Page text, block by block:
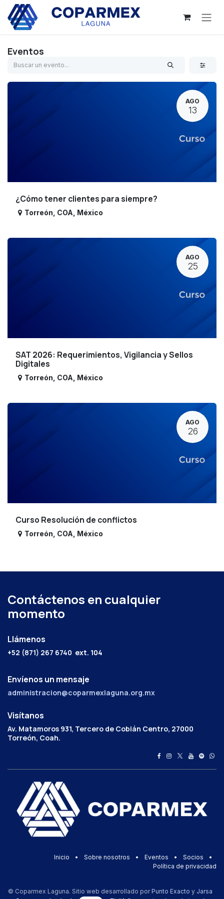
Ir al contenido
Eventos
AGO
13
¿Cómo tener clientes para siempre?
Torreón COA México
AGO
25
SAT 2026: Requerimientos, Vigilancia y Sellos
Digitales
Torreón COA México
AGO
26
Curso Resolución de conflictos
Torreón COA México
Contáctenos en cualquier
momento
Llámenos
+52 (871) 267 6740 ext. 104
Envíenos un mensaje
administracion@coparmexlaguna.org.mx
Visítanos
Av. Matamoros 931, Tercero de Cobián Centro, 27000
Torreón, Coah.
Inicio • Sobre nosotros • Eventos • Socios
•
Política de privacidad
© Coparmex Laguna. Sitio web desarrollado por Punto Exacto y Jarsa